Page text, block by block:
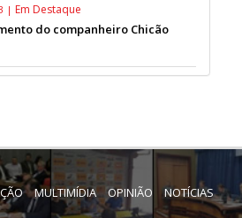
| Em Destaque
do companheiro Chicão
MULTIMÍDIA OPINIÃO
NOTÍCIAS